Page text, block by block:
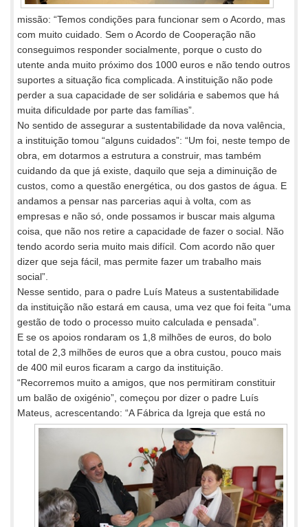
missão: “Temos condições para funcionar sem o Acordo, mas
com muito cuidado. Sem o Acordo de Cooperação não
conseguimos responder socialmente, porque o custo do
utente anda muito próximo dos 1000 euros e não tendo outros
suportes a situação fica complicada. A instituição não pode
perder a sua capacidade de ser solidária e sabemos que há
muita dificuldade por parte das famílias”.
No sentido de assegurar a sustentabilidade da nova valência,
a instituição tomou “alguns cuidados”: “Um foi, neste tempo de
obra, em dotarmos a estrutura a construir, mas também
cuidando da que já existe, daquilo que seja a diminuição de
custos, como a questão energética, ou dos gastos de água. E
andamos a pensar nas parcerias aqui à volta, com as
empresas e não só, onde possamos ir buscar mais alguma
coisa, que não nos retire a capacidade de fazer o social. Não
tendo acordo seria muito mais difícil. Com acordo não quer
dizer que seja fácil, mas permite fazer um trabalho mais
social”.
Nesse sentido, para o padre Luís Mateus a sustentabilidade
da instituição não estará em causa, uma vez que foi feita “uma
gestão de todo o processo muito calculada e pensada”.
E se os apoios rondaram os 1,8 milhões de euros, do bolo
total de 2,3 milhões de euros que a obra custou, pouco mais
de 400 mil euros ficaram a cargo da instituição.
“Recorremos muito a amigos, que nos permitiram constituir
um balão de oxigénio”, começou por dizer o padre Luís
Mateus, acrescentando: “A Fábrica da Igreja que está no